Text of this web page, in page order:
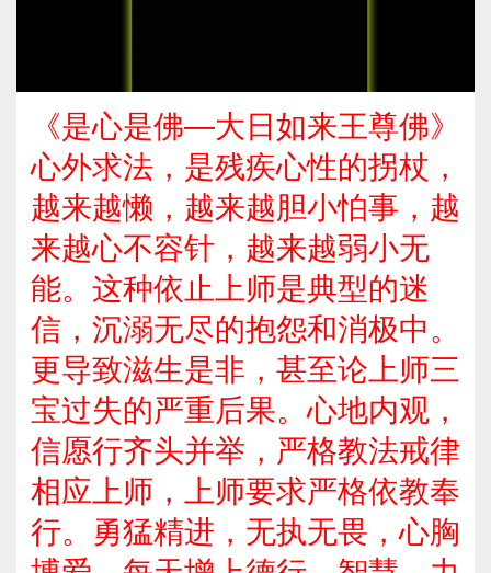
《是心是佛—大日如来王尊佛》
心外求法，是残疾心性的拐杖，
越来越懒，越来越胆小怕事，越
来越心不容针，越来越弱小无
能。这种依止上师是典型的迷
信，沉溺无尽的抱怨和消极中。
更导致滋生是非，甚至论上师三
宝过失的严重后果。心地内观，
信愿行齐头并举，严格教法戒律
相应上师，上师要求严格依教奉
行。勇猛精进，无执无畏，心胸